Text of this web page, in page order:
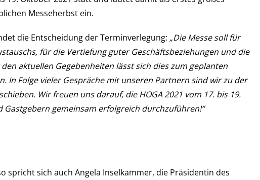
Herbst
Messeherbst ein.
die Entscheidung der Terminverlegung: „Die Messe soll für
für die Vertiefung guter Geschäftsbeziehungen und die
aktuellen Gegebenheiten lässt sich dies zum geplanten
In Folge vieler Gespräche mit unseren Partnern sind wir zu der
Wir freuen uns darauf, die HOGA 2021 vom 17. bis 19.
gemeinsam erfolgreich durchzuführen!“
spricht sich auch Angela Inselkammer, die Präsidentin des